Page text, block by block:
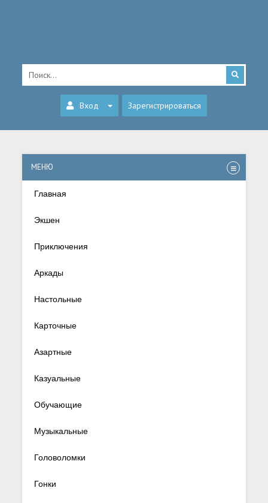
Вход Зарегистрироваться
МЕНЮ
Главная
Экшен
Приключения
Аркады
Настольные
Карточные
Азартные
Казуальные
Обучающие
Музыкальные
Головоломки
Гонки